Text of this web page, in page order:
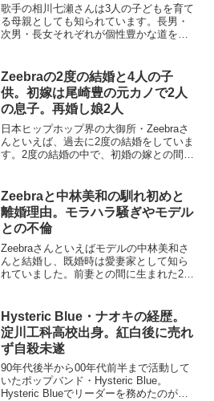
歌手の相川七瀬さんは3人の子どもを育て
る母親としても知られています。長男・
次男・長女それぞれが個性豊かな道を歩
マーなど話題が多いです。今日は相川七
瀬さんの3人の子どもの...
Zeebraの2度の結婚と4人の子
供。初嫁は尾崎豊の元カノで2人
の息子。再婚し娘2人
日本ヒップホップ界の大御所・Zeebraさ
んといえば、過去に2度の結婚をしていま
す。2度の結婚の中で、初婚の嫁との間に
す。今日は、Zeebraさんの歴代の奥さん
と...
Zeebraと中林美和の馴れ初めと
離婚理由。モラハラ騒ぎやモデル
との不倫
Zeebraさんといえばモデルの中林美和さ
んと結婚し、既婚時は愛妻家として知ら
れていました。前妻との間に生まれた2人
す。今日はZeebraさんと元嫁・中林美和
さんの馴...
Hysteric Blue・ナオキの経歴。
淀川工科高校出身。紅白後に売れ
ず自殺未遂
90年代後半から00年代前半まで活動して
いたポップバンド・Hysteric Blue。
Hysteric Blueでリーダーを務めたのがギ